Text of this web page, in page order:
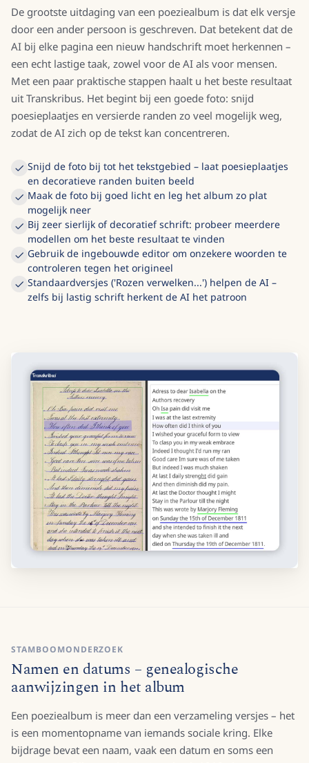
De grootste uitdaging van een poeziealbum is dat elk versje
door een ander persoon is geschreven. Dat betekent dat de
AI bij elke pagina een nieuw handschrift moet herkennen –
een echt lastige taak, zowel voor de AI als voor mensen.
Met een paar praktische stappen haalt u het beste resultaat
uit Transkribus. Het begint bij een goede foto: snijd
poesieplaatjes en versierde randen zo veel mogelijk weg,
zodat de AI zich op de tekst kan concentreren.
Snijd de foto bij tot het tekstgebied – laat poesieplaatjes
en decoratieve randen buiten beeld
Maak de foto bij goed licht en leg het album zo plat
mogelijk neer
Bij zeer sierlijk of decoratief schrift: probeer meerdere
modellen om het beste resultaat te vinden
Gebruik de ingebouwde editor om onzekere woorden te
controleren tegen het origineel
Standaardversjes ('Rozen verwelken...') helpen de AI –
zelfs bij lastig schrift herkent de AI het patroon
STAMBOOMONDERZOEK
Namen en datums – genealogische
aanwijzingen in het album
Een poeziealbum is meer dan een verzameling versjes – het
is een momentopname van iemands sociale kring. Elke
bijdrage bevat een naam, vaak een datum en soms een